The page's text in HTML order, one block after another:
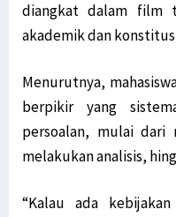
diangkat dalam film
akademik dan
Menurutnya,
berpikir yang
persoalan, mulai
melakukan analisis,
“Kalau ada